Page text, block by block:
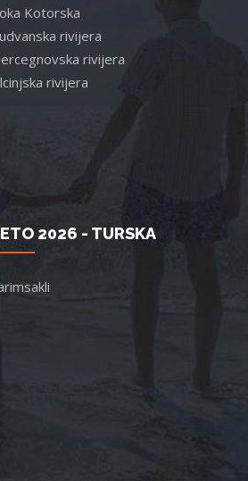
Kotorska
rivijera
rivijera
rivijera
2026 - TURSKA